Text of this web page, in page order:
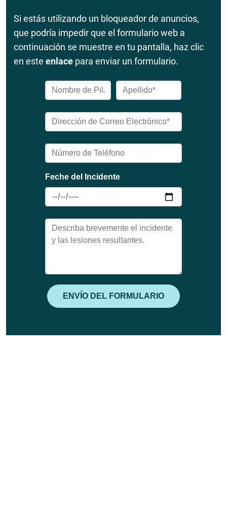
Si estás utilizando un bloqueador de anuncios,
que podría impedir que el formulario web a
continuación se muestre en tu pantalla, haz clic
en este enlace para enviar un formulario.